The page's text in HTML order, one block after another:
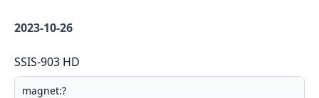
2023-10-26
SSIS-903 HD